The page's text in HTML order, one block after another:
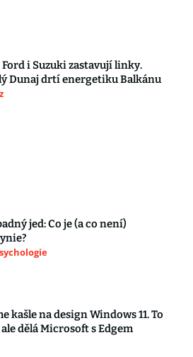
Ford i Suzuki zastavují linky.
Dunaj drtí energetiku Balkánu
jed: Co je (a co není)
kašle na design Windows 11. To
dělá Microsoft s Edgem